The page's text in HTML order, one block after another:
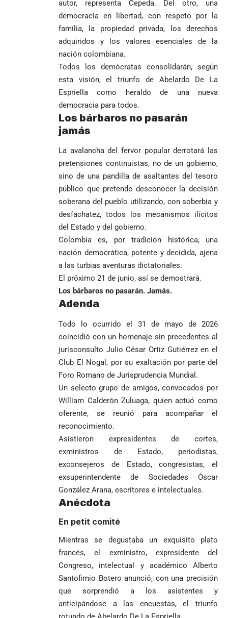
autor, representa Cepeda. Del otro, una
democracia en libertad, con respeto por la
familia, la propiedad privada, los derechos
adquiridos y los valores esenciales de la
nación colombiana.
Todos los demócratas consolidarán, según
esta visión, el triunfo de Abelardo De La
Espriella como heraldo de una nueva
democracia para todos.
Los bárbaros no pasarán
jamás
La avalancha del fervor popular derrotará las
pretensiones continuistas, no de un gobierno,
sino de una pandilla de asaltantes del tesoro
público que pretende desconocer la decisión
soberana del pueblo utilizando, con soberbia y
desfachatez, todos los mecanismos ilícitos
del Estado y del gobierno.
Colombia es, por tradición histórica, una
nación democrática, potente y decidida, ajena
a las turbias aventuras dictatoriales.
El próximo 21 de junio, así se demostrará.
Los bárbaros no pasarán. Jamás.
Adenda
Todo lo ocurrido el 31 de mayo de 2026
coincidió con un homenaje sin precedentes al
jurisconsulto Julio César Ortiz Gutiérrez en el
Club El Nogal, por su exaltación por parte del
Foro Romano de Jurisprudencia Mundial.
Un selecto grupo de amigos, convocados por
William Calderón Zuluaga, quien actuó como
oferente, se reunió para acompañar el
reconocimiento.
Asistieron expresidentes de cortes,
exministros de Estado, periodistas,
exconsejeros de Estado, congresistas, el
exsuperintendente de Sociedades Óscar
González Arana, escritores e intelectuales.
Anécdota
En petit comité
Mientras se degustaba un exquisito plato
francés, el exministro, expresidente del
Congreso, intelectual y académico Alberto
Santofimio Botero anunció, con una precisión
que sorprendió a los asistentes y
anticipándose a las encuestas, el triunfo